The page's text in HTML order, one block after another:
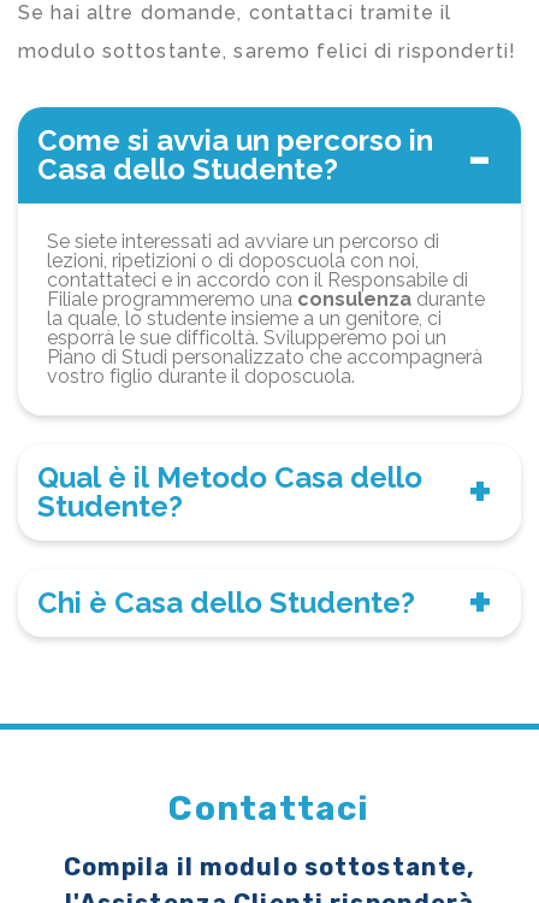
Se hai altre domande, contattaci tramite il
modulo sottostante, saremo felici di risponderti!
Come si avvia un percorso in
Casa dello Studente?
Se siete interessati ad avviare un percorso di
lezioni, ripetizioni o di doposcuola con noi,
contattateci e in accordo con il Responsabile di
Filiale programmeremo una consulenza durante
la quale, lo studente insieme a un genitore, ci
esporrà le sue difficoltà. Svilupperemo poi un
Piano di Studi personalizzato che accompagnerà
vostro figlio durante il doposcuola.
Qual è il Metodo Casa dello
Studente?
Chi è Casa dello Studente?
Contattaci
Compila il modulo sottostante,